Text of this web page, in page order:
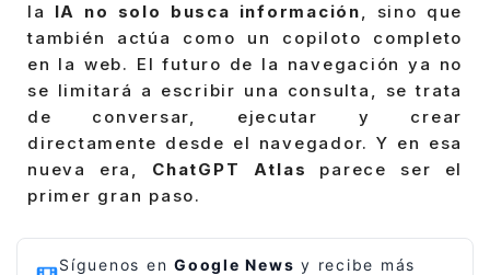
la IA no solo busca información, sino que
también actúa como un copiloto completo
en la web. El futuro de la navegación ya no
se limitará a escribir una consulta, se trata
de conversar, ejecutar y crear
directamente desde el navegador. Y en esa
nueva era, ChatGPT Atlas
parece ser el
primer gran paso.
Síguenos en Google News y recibe más